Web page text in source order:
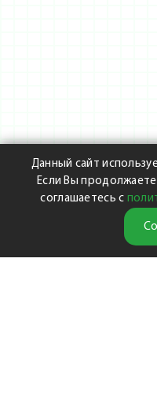
Данный сайт
Если Вы продолжаете
соглашаетесь с